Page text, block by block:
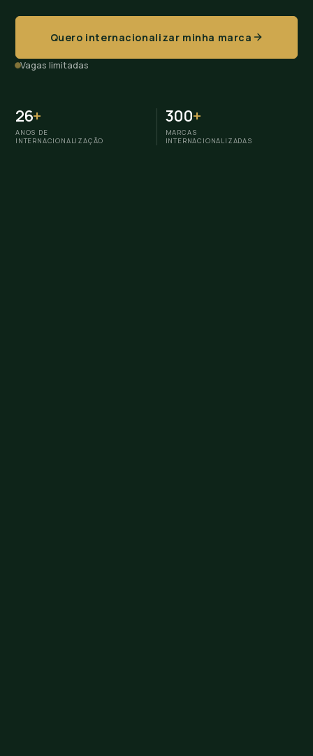
Quero internacionalizar minha marca
Vagas limitadas
26+
ANOS DE
INTERNACIONALIZAÇÃO
300+
MARCAS
INTERNACIONALIZADAS